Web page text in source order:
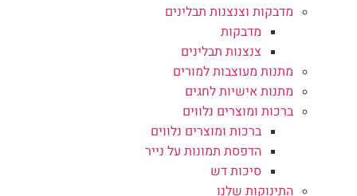
מדבקות וצנצנות תבלינים
מדבקות
צנצנות תבלינים
מתנות מעוצבות למורים
מתנות אישיות לחגים
ברכות ומוצרים נלווים
ברכות ומוצרים נלווים
הדפסת תמונות על נייר
סיכות דש
התינוקות שלנו